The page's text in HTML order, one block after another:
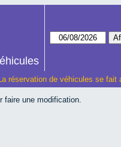
réservation de véhicules se
faire une modification.